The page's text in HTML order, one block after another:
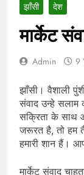
झाँसी देश
मार्केट
Admin 9
झाँसी। वैशाली
संवाद उन्हे सलाम
सक्रिता के साथ
जरूरत है, तो हम
हमारी शान हैं।
मार्केट संवाद